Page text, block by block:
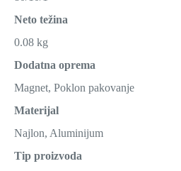
Neto težina
0.08 kg
Dodatna oprema
Magnet, Poklon pakovanje
Materijal
Najlon, Aluminijum
Tip proizvoda